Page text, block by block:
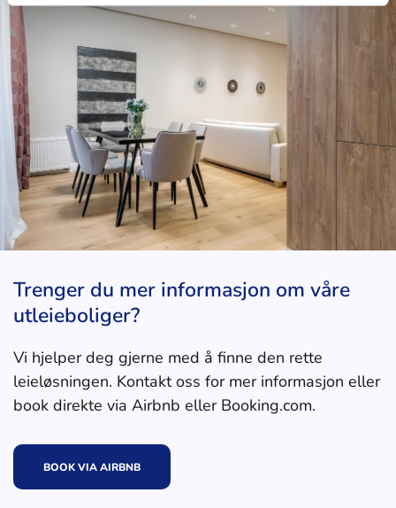
Trenger du mer informasjon om våre
utleieboliger?
Vi hjelper deg gjerne med å finne den rette
leieløsningen. Kontakt oss for mer informasjon eller
book direkte via Airbnb eller Booking.com.
BOOK VIA AIRBNB